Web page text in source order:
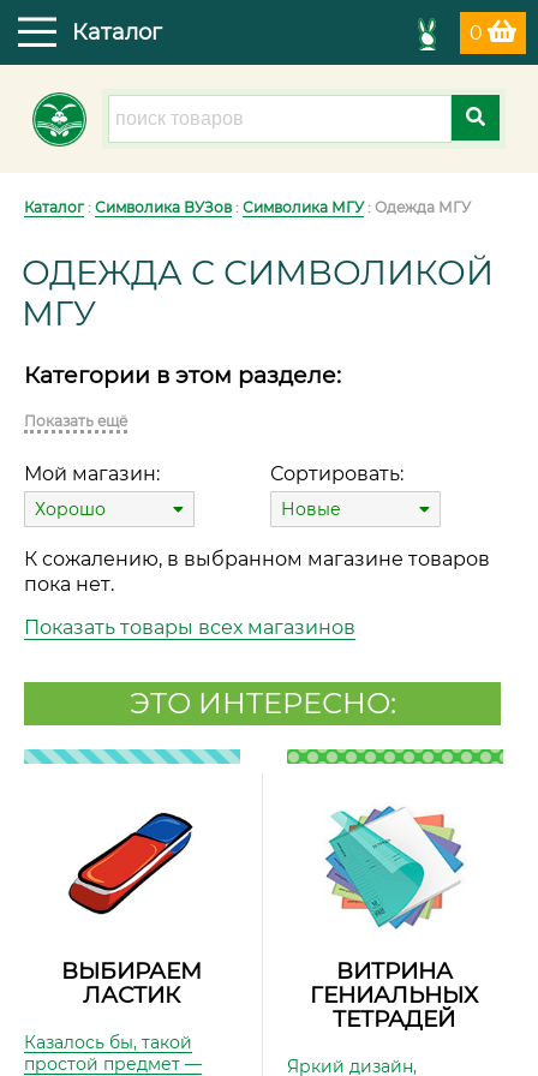
0
Каталог
Каталог: Символика ВУЗов : Символика МГУ: Одежда МГУ
ОДЕЖДА С СИМВОЛИКОЙ
МГУ
Категории в этом разделе:
Показать ещё
Мой магазин:
Хорошо
Сортировать:
Новые
К сожалению, в выбранном магазине товаров
пока нет.
Показать товары всех магазинов
ЭТО ИНТЕРЕСНО:
ВЫБИРАЕМ
ЛАСТИК
Казалось бы, такой
простой предмет —
ВИТРИНА
ГЕНИАЛЬНЫХ
ТЕТРАДЕЙ
Яркий дизайн,